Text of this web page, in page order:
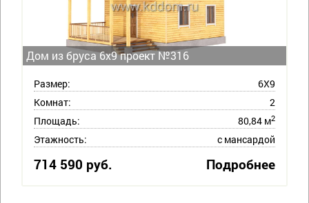
Дом из бруса 6х9 проект №316
Размер:
6Х9
Комнат:
2
Площадь:
80,84 м2
Этажность: с мансардой
714 590 руб. Подробнее